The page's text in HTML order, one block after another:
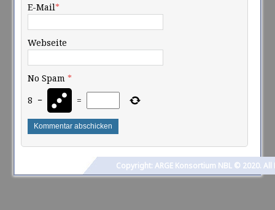
E-Mail*
Webseite
No Spam *
8 − =
Copyright: ARGE Konsortium NBL © 2020. All